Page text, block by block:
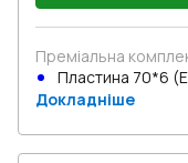
Преміальна
Пластина 70*6
Докладніше